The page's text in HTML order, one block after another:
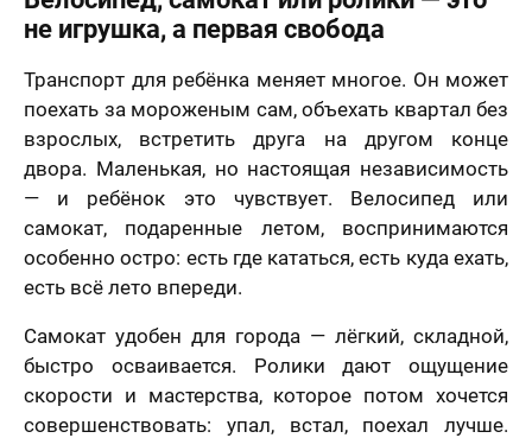
не игрушка, а первая свобода
Транспорт для ребёнка меняет многое. Он может
поехать за мороженым сам, объехать квартал без
взрослых, встретить друга на другом конце
двора. Маленькая, но настоящая независимость
— и ребёнок это чувствует. Велосипед или
самокат, подаренные летом, воспринимаются
особенно остро: есть где кататься, есть куда ехать,
есть всё лето впереди.
Самокат удобен для города — лёгкий, складной,
быстро осваивается. Ролики дают ощущение
скорости и мастерства, которое потом хочется
совершенствовать: упал, встал, поехал лучше.